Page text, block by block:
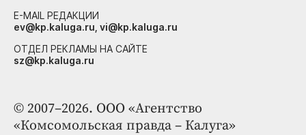
© 2007–2026. ООО «Агентство
«Комсомольская правда – Калуга»
E-MAIL РЕДАКЦИИ
ev@kp.kaluga.ru, vi@kp.kaluga.ru
ОТДЕЛ РЕКЛАМЫ НА САЙТЕ
sz@kp.kaluga.ru